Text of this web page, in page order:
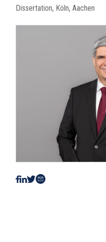
Dissertation, Köln, Aachen